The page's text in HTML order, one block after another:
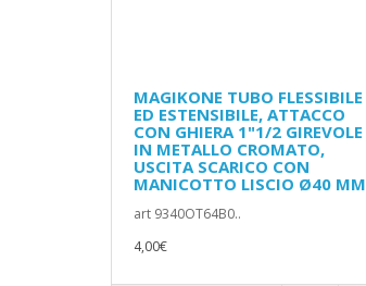
MAGIKONE TUBO FLESSIBILE
ED ESTENSIBILE, ATTACCO
CON GHIERA 1"1/2 GIREVOLE
IN METALLO CROMATO,
USCITA SCARICO CON
MANICOTTO LISCIO Ø40 MM
art 9340OT64B0..
4,00€